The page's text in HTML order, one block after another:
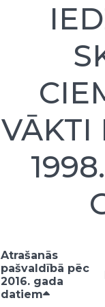
VĀKTI
Atrašanās
pašvaldībā pēc
2016. gada
datiem